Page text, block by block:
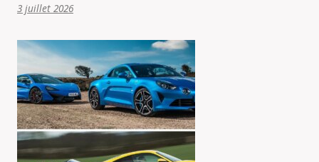
3 juillet 2026